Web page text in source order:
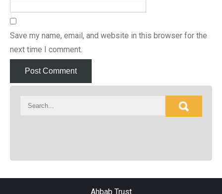
Save my name, email, and website in this browser for the
next time I comment.
Ahbab Trust